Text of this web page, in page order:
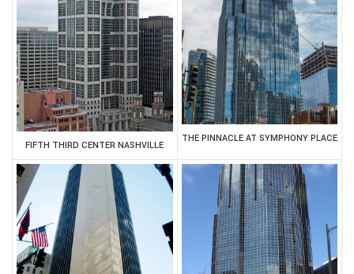
FIFTH THIRD CENTER NASHVILLE
THE PINNACLE AT SYMPHONY PLACE